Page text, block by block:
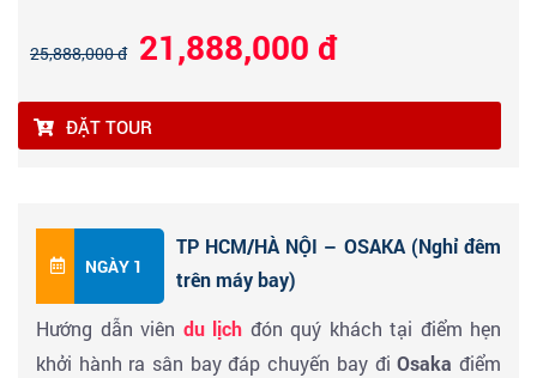
25,888,000 đ 21,888,000 đ
ĐẶT TOUR
NGÀY 1
TP HCM/HÀ NỘI – OSAKA (Nghỉ đêm
trên máy bay)
Hướng dẫn viên du lịch đón quý khách tại điểm hẹn
khởi hành ra sân bay đáp chuyến bay điOsaka điểm